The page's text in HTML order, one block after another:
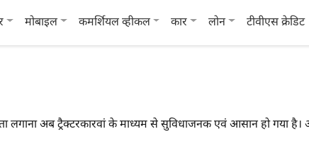
मोबाइल कमर्शियल व्हीकल कार लोन टीवीएस क्रेडिट
लगाना अब ट्रैक्टरकारवां के माध्यम से सुविधाजनक एवं आसान हो गया